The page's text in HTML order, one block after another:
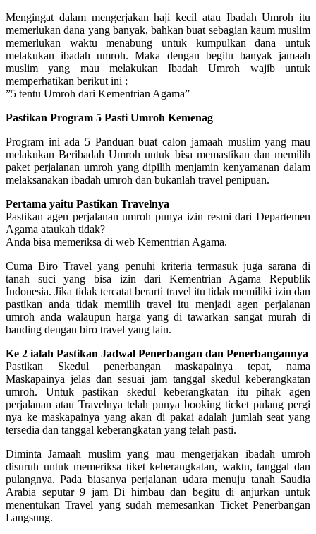
Mengingat dalam mengerjakan haji kecil atau Ibadah Umroh itu
memerlukan dana yang banyak, bahkan buat sebagian kaum muslim
memerlukan waktu menabung untuk kumpulkan dana untuk
melakukan ibadah umroh. Maka dengan begitu banyak jamaah
muslim yang mau melakukan Ibadah Umroh wajib untuk
memperhatikan berikut ini :
”5 tentu Umroh dari Kementrian Agama”
Pastikan Program 5 Pasti Umroh Kemenag
Program ini ada 5 Panduan buat calon jamaah muslim yang mau
melakukan Beribadah Umroh untuk bisa memastikan dan memilih
paket perjalanan umroh yang dipilih menjamin kenyamanan dalam
melaksanakan ibadah umroh dan bukanlah travel penipuan.
Pertama yaitu Pastikan Travelnya
Pastikan agen perjalanan umroh punya izin resmi dari Departemen
Agama ataukah tidak?
Anda bisa memeriksa di web Kementrian Agama.
Cuma Biro Travel yang penuhi kriteria termasuk juga sarana di
tanah suci yang bisa izin dari Kementrian Agama Republik
Indonesia. Jika tidak tercatat berarti travel itu tidak memiliki izin dan
pastikan anda tidak memilih travel itu menjadi agen perjalanan
umroh anda walaupun harga yang di tawarkan sangat murah di
banding dengan biro travel yang lain.
Ke 2 ialah Pastikan Jadwal Penerbangan dan Penerbangannya
Pastikan Skedul penerbangan maskapainya tepat, nama
Maskapainya jelas dan sesuai jam tanggal skedul keberangkatan
umroh. Untuk pastikan skedul keberangkatan itu pihak agen
perjalanan atau Travelnya telah punya booking ticket pulang pergi
nya ke maskapainya yang akan di pakai adalah jumlah seat yang
tersedia dan tanggal keberangkatan yang telah pasti.
Diminta Jamaah muslim yang mau mengerjakan ibadah umroh
disuruh untuk memeriksa tiket keberangkatan, waktu, tanggal dan
pulangnya. Pada biasanya perjalanan udara menuju tanah Saudia
Arabia seputar 9 jam Di himbau dan begitu di anjurkan untuk
menentukan Travel yang sudah memesankan Ticket Penerbangan
Langsung.